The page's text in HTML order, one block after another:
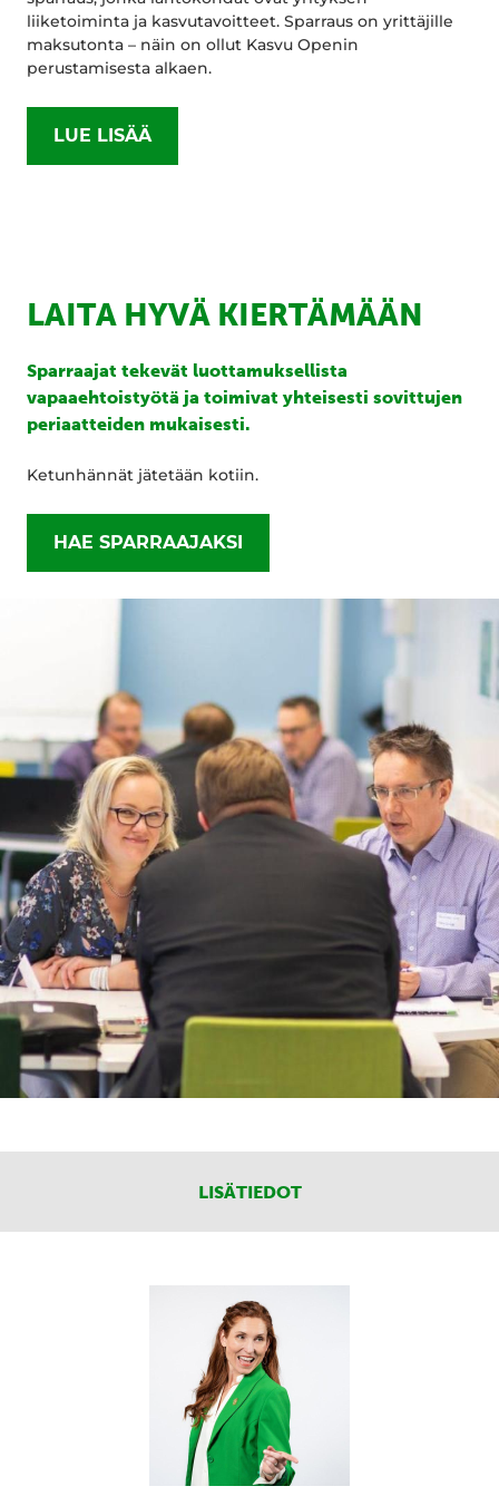
liiketoiminta ja kasvutavoitteet. Sparraus on yrittäjille
maksutonta – näin on ollut Kasvu Openin
perustamisesta alkaen.
LUE LISÄÄ
LAITA HYVÄ KIERTÄMÄÄN
Sparraajat tekevät luottamuksellista
vapaaehtoistyötä ja toimivat yhteisesti sovittujen
periaatteiden mukaisesti.
Ketunhännät jätetään kotiin.
HAE SPARRAAJAKSI
LISÄTIEDOT